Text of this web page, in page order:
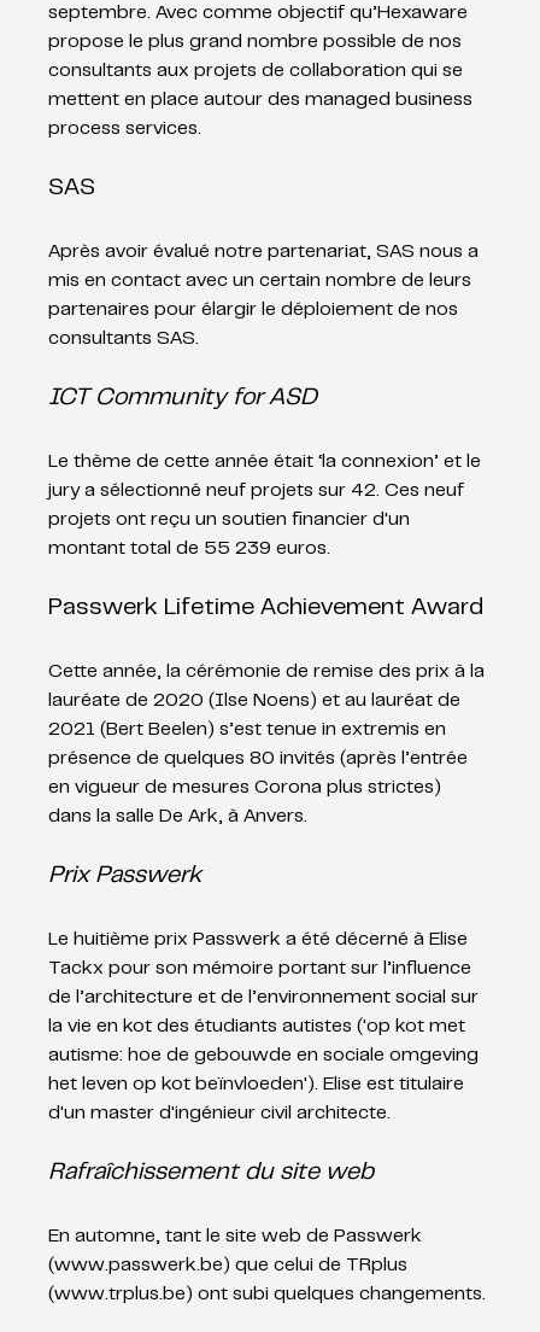
septembre. Avec comme objectif qu’Hexaware
propose le plus grand nombre possible de nos
consultants aux projets de collaboration qui se
mettent en place autour des managed business
process services.
SAS
Après avoir évalué notre partenariat, SAS nous a
mis en contact avec un certain nombre de leurs
partenaires pour élargir le déploiement de nos
consultants SAS.
ICT Community for ASD
Le thème de cette année était ‘la connexion’ et le
jury a sélectionné neuf projets sur 42. Ces neuf
projets ont reçu un soutien financier d'un
montant total de 55 239 euros.
Passwerk Lifetime Achievement Award
Cette année, la cérémonie de remise des prix à la
lauréate de 2020 (Ilse Noens) et au lauréat de
2021 (Bert Beelen) s’est tenue in extremis en
présence de quelques 80 invités (après l’entrée
en vigueur de mesures Corona plus strictes)
dans la salle De Ark, à Anvers.
Prix Passwerk
Le huitième prix Passwerk a été décerné à Elise
Tackx pour son mémoire portant sur l’influence
de l’architecture et de l’environnement social sur
la vie en kot des étudiants autistes ('op kot met
autisme: hoe de gebouwde en sociale omgeving
het leven op kot beïnvloeden'). Elise est titulaire
d'un master d'ingénieur civil architecte.
Rafraîchissement du site web
En automne, tant le site web de Passwerk
(www.passwerk.be ) que celui de TRplus
(www.trplus.be ) ont subi quelques changements.